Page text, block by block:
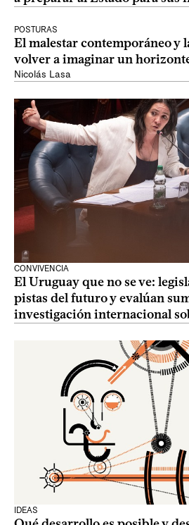
POSTURAS
El malestar contemporáneo y
volver a imaginar un
Nicolás Lasa
CONVIVENCIA
El Uruguay que no se ve:
pistas del futuro y evalúan
investigación internacional
IDEAS